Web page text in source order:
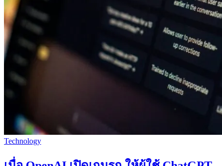
Technology